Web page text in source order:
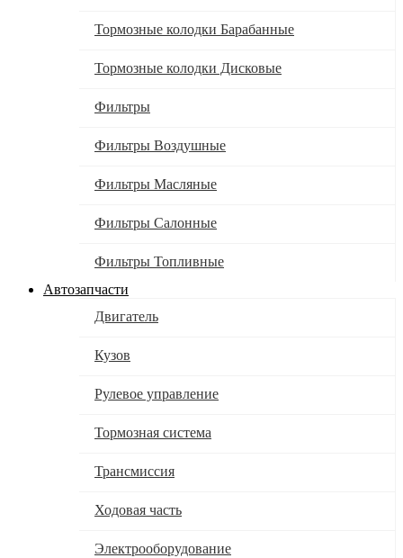
Тормозные колодки Барабанные
Тормозные колодки Дисковые
Фильтры
Фильтры Воздушные
Фильтры Масляные
Фильтры Салонные
Фильтры Топливные
Автозапчасти
Двигатель
Кузов
Рулевое управление
Тормозная система
Трансмиссия
Ходовая часть
Электрооборудование